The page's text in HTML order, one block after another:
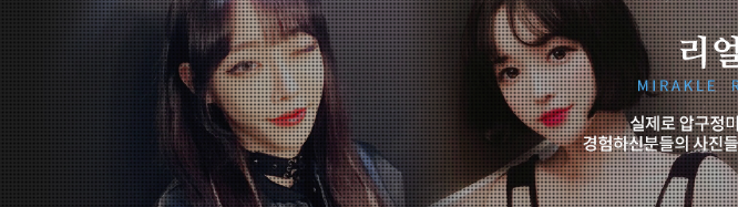
일본 30 여 개 성형외과 홈페이지에 개발자 Dr.Woo 명시더블로 리프팅